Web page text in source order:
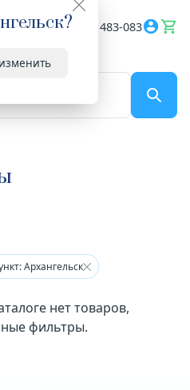
? 8182 483-083
Архангельск
нет товаров,
фильтры.